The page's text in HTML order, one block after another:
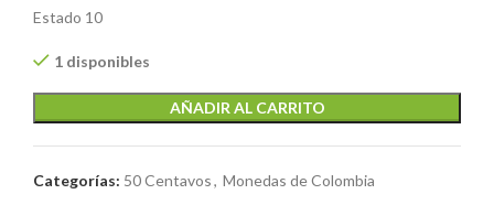
Estado 10
1 disponibles
AÑADIR AL CARRITO
Categorías: 50 Centavos, Monedas de Colombia